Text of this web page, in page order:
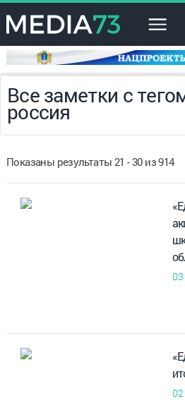
×
Все заметки с
россия
Показаны результаты 21 - 30 из 914